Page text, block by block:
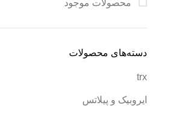
محصولات موجود
دسته‌های محصولات
trx
ایروبیک و پیلاتس